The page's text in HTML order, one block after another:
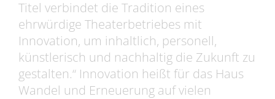
Titel verbindet die Tradition eines
ehrwürdige Theaterbetriebes mit
Innovation, um inhaltlich, personell,
künstlerisch und nachhaltig die Zukunft zu
gestalten.“ Innovation heißt für das Haus
Wandel und Erneuerung auf vielen